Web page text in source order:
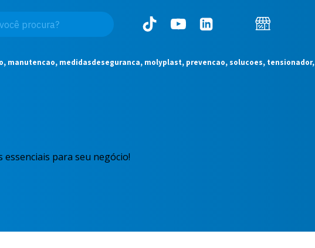
medidasdeseguranca, molyplast, prevencao, solucoes, tensionador,
para seu negócio!